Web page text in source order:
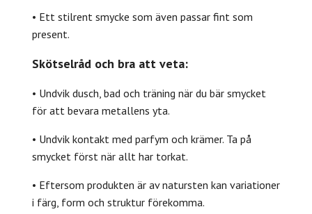
• Ett stilrent smycke som även passar fint som
present.
Skötselråd och bra att veta:
• Undvik dusch, bad och träning när du bär smycket
för att bevara metallens yta.
• Undvik kontakt med parfym och krämer. Ta på
smycket först när allt har torkat.
• Eftersom produkten är av natursten kan variationer
i färg, form och struktur förekomma.